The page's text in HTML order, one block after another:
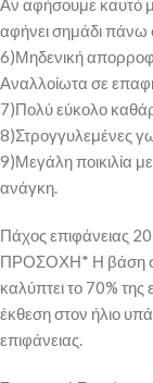
Αν αφήσουμε καυτό
αφήνει σημάδι πάνω
6)Μηδενική
Αναλλοίωτα σε
7)Πολύ εύκολο
8)Στρογγυλεμένες
9)Μεγάλη ποικιλία
ανάγκη.
Πάχος επιφάνειας
ΠΡΟΣΟΧΗ* Η βάση
καλύπτει το 70%
έκθεση στον ήλιο
επιφάνειας.